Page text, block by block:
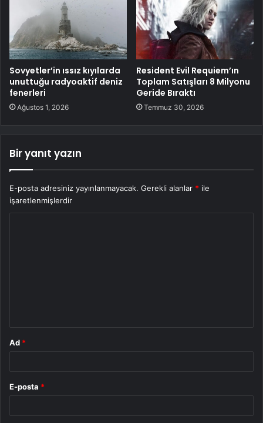
Sovyetler’in ıssız kıyılarda
unuttuğu radyoaktif deniz
fenerleri
Ağustos 1, 2026
Resident Evil Requiem’ın
Toplam Satışları 8 Milyonu
Geride Bıraktı
Temmuz 30, 2026
Bir yanıt yazın
E-posta adresiniz yayınlanmayacak. Gerekli alanlar * ile
işaretlenmişlerdir
Ad *
E-posta *